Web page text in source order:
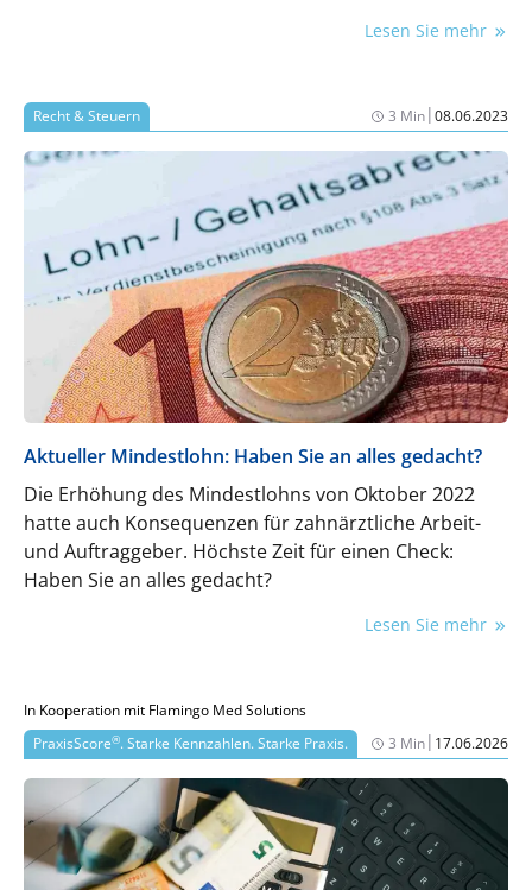
Lesen Sie mehr
Recht & Steuern 3 Min|08.06.2023
Aktueller Mindestlohn: Haben Sie an alles gedacht?
Die Erhöhung des Mindestlohns von Oktober 2022
hatte auch Konsequenzen für zahnärztliche Arbeit-
und Auftraggeber. Höchste Zeit für einen Check:
Haben Sie an alles gedacht?
Lesen Sie mehr
In Kooperation mit Flamingo Med Solutions
PraxisScore®. Starke Kennzahlen. Starke Praxis. 3 Min| 17.06.2026